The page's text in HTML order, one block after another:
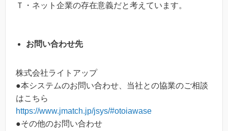
Ｔ・ネット企業の存在意義だと考えています。
お問い合わせ先
株式会社ライトアップ
●本システムのお問い合わせ、当社との協業のご相談
はこちら
https://www.jmatch.jp/jsys/#otoiawase
●その他のお問い合わせ